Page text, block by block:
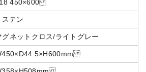
450×600
ステン
グネットクロス/ライトグレー